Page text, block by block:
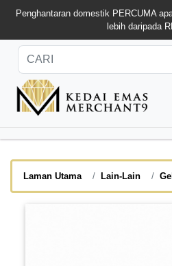
Penghantaran domestik PERCUMA
lebih daripada
Laman Utama Lain-Lain